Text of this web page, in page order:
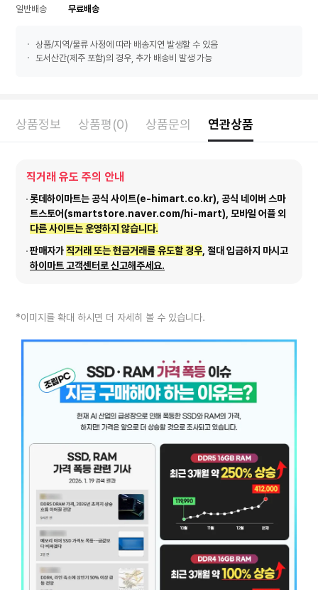
일반배송 무료배송
상품/지역/물류 사정에 따라 배송지연 발생할 수 있음
도서산간(제주 포함)의 경우, 추가 배송비 발생 가능
상품정보 상품평(0) 상품문의 연관상품
직거래 유도 주의 안내
롯데하이마트는 공식 사이트(e-himart.co.kr), 공식 네이버 스마
트스토어(smartstore.naver.com/hi-mart), 모바일 어플 외
다른 사이트는 운영하지 않습니다.
판매자가직거래 또는 현금거래를 유도할 경우 , 절대 입금하지 마시고
하이마트 고객센터로 신고해주세요.
*이미지를 확대 하시면 더 자세히 볼 수 있습니다.